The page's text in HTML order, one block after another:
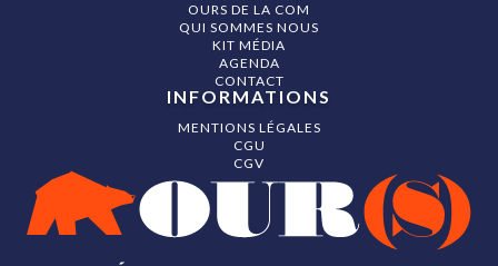
OURS DE LA COM
QUI SOMMES NOUS
KIT MÉDIA
AGENDA
CONTACT
INFORMATIONS
MENTIONS LÉGALES
CGU
CGV